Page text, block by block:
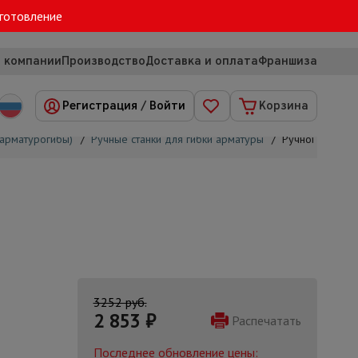
компанииПроизводствоДоставка и оплатаФраншиза
Регистрация / Войти Корзина
/ Ручные станки для гибки арматуры / Ручной станок
3252 руб.
2 853 ₽
Распечатать
Последнее обновление цены: